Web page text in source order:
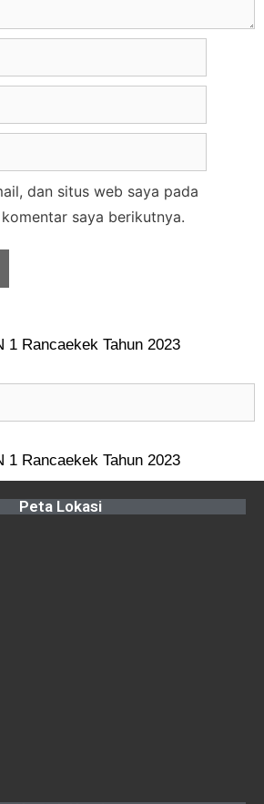
dan situs web saya pada
saya berikutnya.
1 Rancaekek Tahun 2023
1 Rancaekek Tahun 2023
Peta Lokasi